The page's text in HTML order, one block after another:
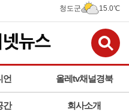
청도군 15.0℃
언 올레tv채널경북
간 회사소개